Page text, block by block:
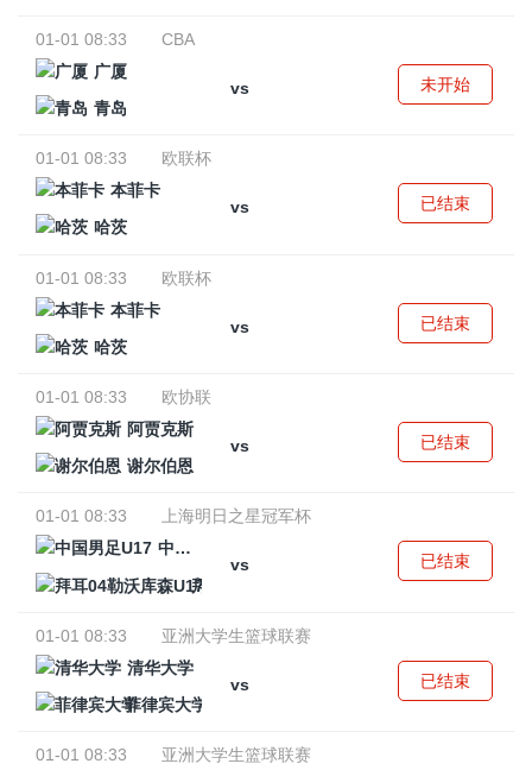
01-01 08:33
CBA
广厦
vs
青岛
未开始
01-01 08:33
欧联杯
本菲卡
vs
哈茨
已结束
01-01 08:33
欧联杯
本菲卡
vs
哈茨
已结束
01-01 08:33
欧协联
阿贾克斯
vs
谢尔伯恩
已结束
01-01 08:33
上海明日之星冠军杯
中国男足U17
vs
拜耳04勒沃库森U17
已结束
01-01 08:33
亚洲大学生篮球联赛
清华大学
vs
菲律宾大学
已结束
01-01 08:33
亚洲大学生篮球联赛